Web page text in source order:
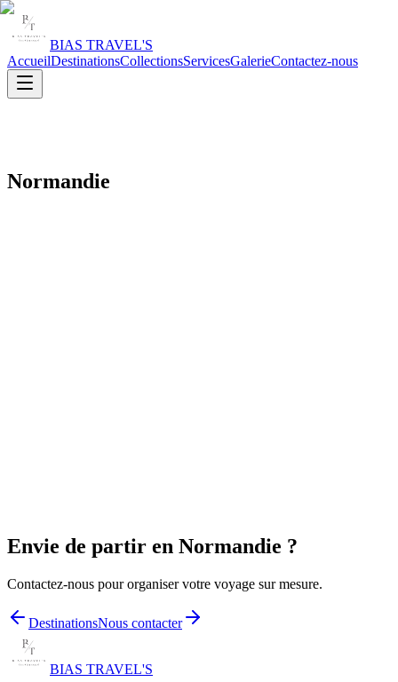
BIAS TRAVEL'S
AccueilDestinationsCollectionsServicesGalerieContactez-nous
Normandie
Envie de partir en Normandie ?
Contactez-nous pour organiser votre voyage sur mesure.
DestinationsNous contacter
BIAS TRAVEL'S